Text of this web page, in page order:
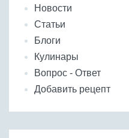
Новости
Статьи
Блоги
Кулинары
Вопрос - Ответ
Добавить рецепт